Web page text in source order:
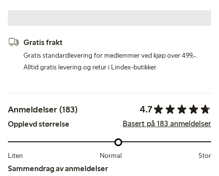
Gratis frakt
Gratis standardlevering for medlemmer ved kjøp over 499,-.
Alltid gratis levering og retur i Lindex-butikker.
Anmeldelser (183) 4.7
Opplevd størrelse Basert på 183 anmeldelser
Liten Normal Stor
Sammendrag av anmeldelser